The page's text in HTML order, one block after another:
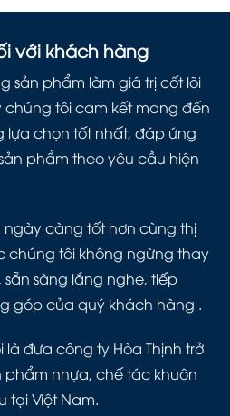
với khách hàng
sản phẩm làm giá trị cốt lõi
chúng tôi cam kết mang đến
chọn tốt nhất, đáp ứng
phẩm theo yêu cầu hiện
ngày càng tốt hơn cùng thị
chúng tôi không ngừng thay
sàng lắng nghe, tiếp
góp của quý khách hàng .
đưa công ty Hòa Thịnh trở
phẩm nhựa, chế tác khuôn
tại Việt Nam.